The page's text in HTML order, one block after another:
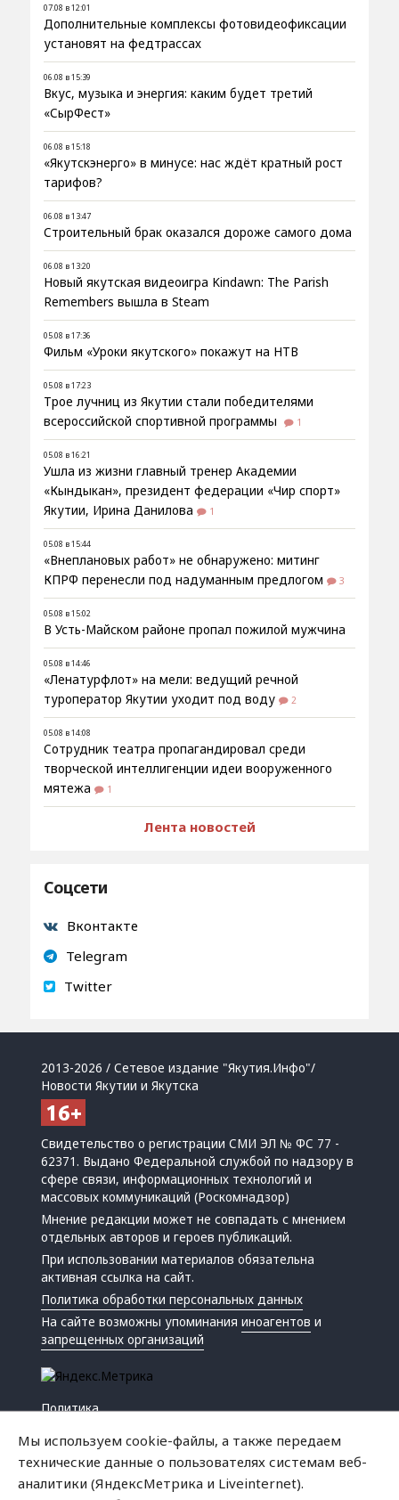
07.08 в 12:01
Дополнительные комплексы фотовидеофиксации
установят на федтрассах
06.08 в 15:39
Вкус, музыка и энергия: каким будет третий
«СырФест»
06.08 в 15:18
«Якутскэнерго» в минусе: нас ждёт кратный рост
тарифов?
06.08 в 13:47
Строительный брак оказался дороже самого дома
06.08 в 13:20
Новый якутская видеоигра Kindawn: The Parish
Remembers вышла в Steam
05.08 в 17:36
Фильм «Уроки якутского» покажут на НТВ
05.08 в 17:23
Трое лучниц из Якутии стали победителями
всероссийской спортивной программы
1
05.08 в 16:21
Ушла из жизни главный тренер Академии
«Кындыкан», президент федерации «Чир спорт»
Якутии, Ирина Данилова
1
05.08 в 15:44
«Внеплановых работ» не обнаружено: митинг
КПРФ перенесли под надуманным предлогом
3
05.08 в 15:02
В Усть-Майском районе пропал пожилой мужчина
05.08 в 14:46
«Ленатурфлот» на мели: ведущий речной
туроператор Якутии уходит под воду
2
05.08 в 14:08
Сотрудник театра пропагандировал среди
творческой интеллигенции идеи вооруженного
мятежа
1
Лента новостей
Соцсети
Вконтакте
Telegram
Twitter
2013-2026 / Сетевое издание "Якутия.Инфо"/
Новости Якутии и Якутска
Свидетельство о регистрации СМИ ЭЛ № ФС 77 -
62371. Выдано Федеральной службой по надзору в
сфере связи, информационных технологий и
массовых коммуникаций (Роскомнадзор)
Мнение редакции может не совпадать с мнением
отдельных авторов и героев публикаций.
При использовании материалов обязательна
активная ссылка на сайт.
Политика обработки персональных данных
На сайте возможны упоминанияиноагентов и
запрещенных организаций
Политика
Мы используем cookie-файлы, а также передаем
технические данные о пользователях системам веб-
аналитики (ЯндексМетрика и Liveinternet).